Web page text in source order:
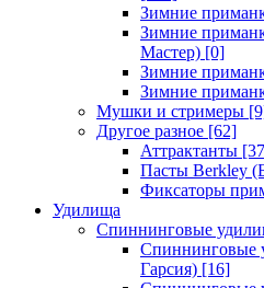
Зимние
Зимние
Мастер) [0]
Зимние
Зимние
Мушки и стримеры
Другое разное [62]
Аттрактанты
Пасты Berkley
Фиксаторы
Удилища
Спиннинговые
Спиннинговые
Гарсия) [16]